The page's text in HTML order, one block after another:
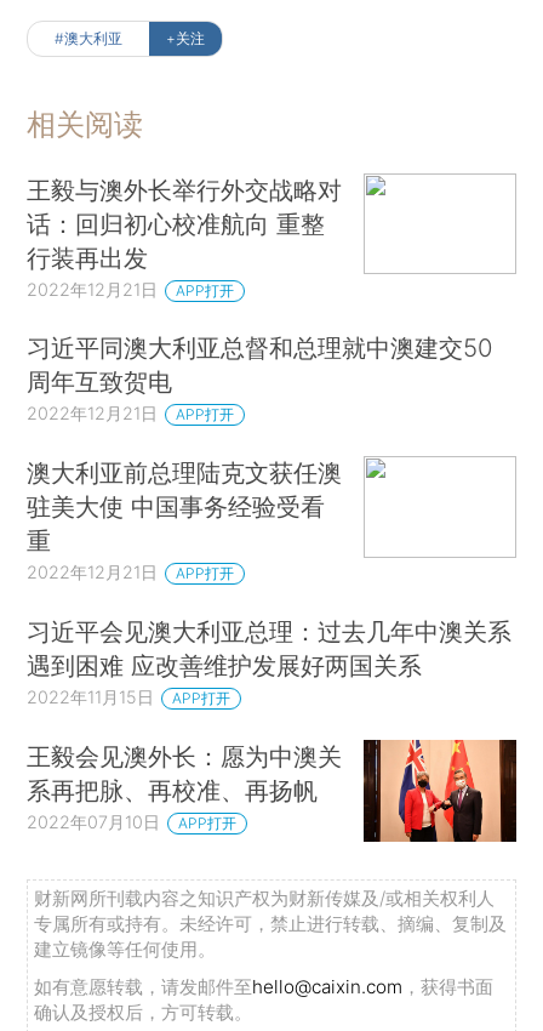
#澳大利亚 +关注
相关阅读
王毅与澳外长举行外交战略对
话：回归初心校准航向 重整
行装再出发
2022年12月21日 APP打开
习近平同澳大利亚总督和总理就中澳建交50
周年互致贺电
2022年12月21日 APP打开
澳大利亚前总理陆克文获任澳
驻美大使 中国事务经验受看
重
2022年12月21日 APP打开
习近平会见澳大利亚总理：过去几年中澳关系
遇到困难 应改善维护发展好两国关系
2022年11月15日 APP打开
王毅会见澳外长：愿为中澳关
系再把脉、再校准、再扬帆
2022年07月10日 APP打开
财新网所刊载内容之知识产权为财新传媒及/或相关权利人
专属所有或持有。未经许可，禁止进行转载、摘编、复制及
建立镜像等任何使用。
如有意愿转载，请发邮件至hello@caixin.com ，获得书面
确认及授权后，方可转载。